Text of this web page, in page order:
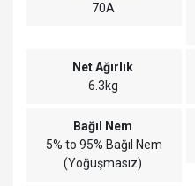
70A
Net Ağırlık
6.3kg
Bağıl Nem
5% to 95% Bağıl Nem
(Yoğuşmasız)